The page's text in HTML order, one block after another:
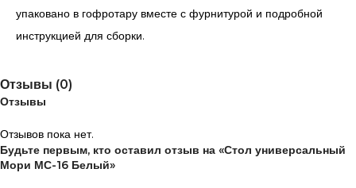
упаковано в гофротару вместе с фурнитурой и подробной
инструкцией для сборки.
Отзывы (0)
Отзывы
Отзывов пока нет.
Будьте первым, кто оставил отзыв на «Стол универсальный
Мори МС-16 Белый»